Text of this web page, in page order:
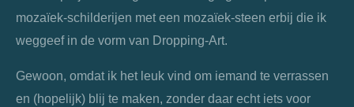
mozaïek-schilderijen met een mozaïek-steen erbij die ik
weggeef in de vorm van Dropping-Art.
Gewoon, omdat ik het leuk vind om iemand te verrassen
en (hopelijk) blij te maken, zonder daar echt iets voor